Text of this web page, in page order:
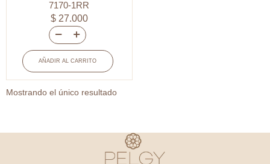
7170-1RR
$27.000
CUERO
VIBORA
ROSADO
R
rollo
AÑADIR AL CARRITO
Mostrando el único resultado